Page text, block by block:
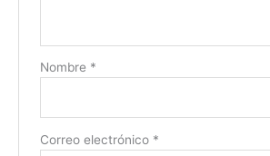
Nombre *
Correo electrónico *